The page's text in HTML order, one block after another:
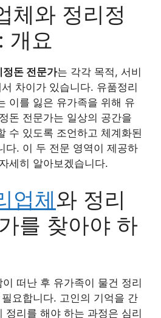
체와 정리정
개요
정돈 전문가는 각각 목적, 서비
차이가 있습니다. 유품정리
이를 잃은 유가족을 위해 유
돈 전문가는 일상의 공간을
수 있도록 조언하고 체계화된
다. 이 두 전문 영역이 제공하
세히 알아보겠습니다.
업체와 정리
를 찾아야 하
이 떠난 후 유가족이 물건 정리
요합니다. 고인의 기억을 간
정리를 해야 하는 과정은 심리